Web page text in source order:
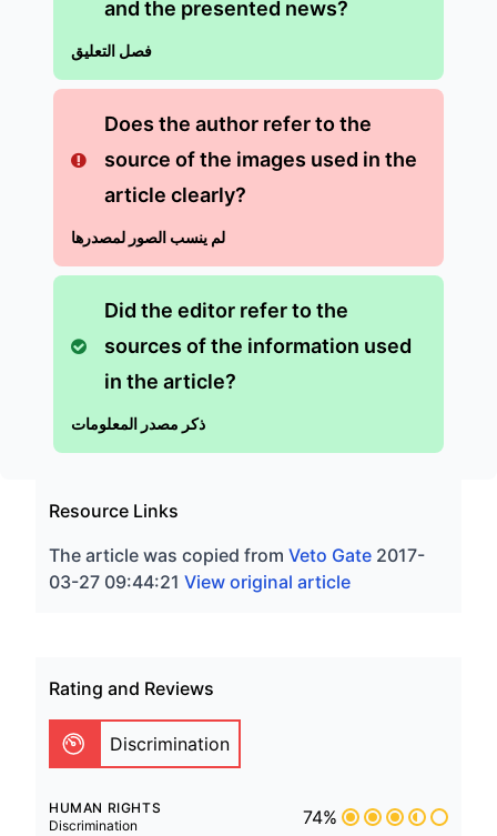
and the presented news?
فصل التعليق
Does the author refer to the
source of the images used in the
article clearly?
لم ينسب الصور لمصدرها
Did the editor refer to the
sources of the information used
in the article?
ذكر مصدر المعلومات
Resource Links
The article was copied from Veto Gate 2017-
03-27 09:44:21 View original article
Rating and Reviews
Discrimination
HUMAN RIGHTS
Discrimination
74%